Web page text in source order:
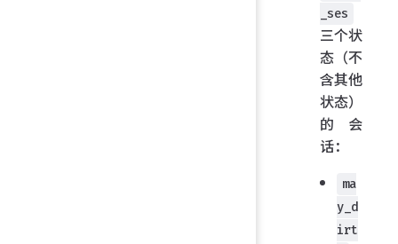
_ses
三个状
态（不
含其他
状态）
的会
话：
ma
y_d
irt